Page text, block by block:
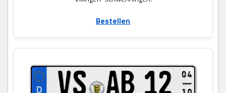
Bestellen